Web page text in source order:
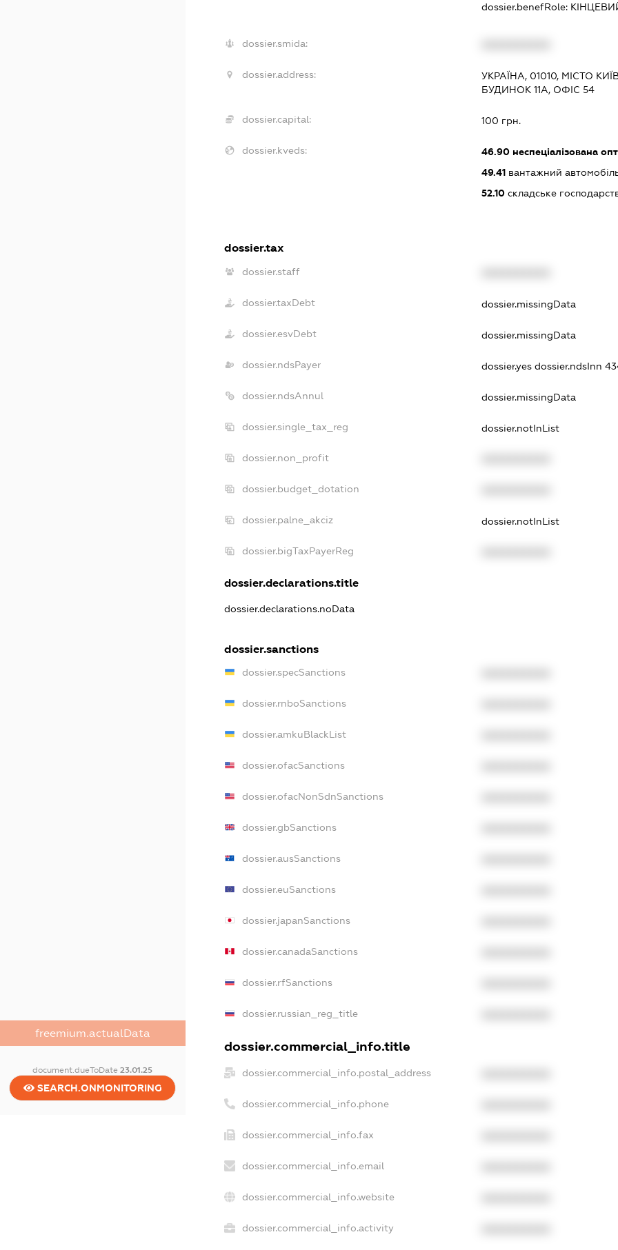
freemium.actualData
document.dueToDate23.01.25
SEARCH.ONMONITORING
dossier.benefRole:
dossier.smida:
dossier.address:
УКРАЇНА, 01010, МІСТО
БУДИНОК 11А, ОФІС 54
dossier.capital: 100 грн.
dossier.kveds: 46.90неспеціалізована
49.41вантажний
52.10складське
dossier.tax
dossier.staff
dossier.taxDebt dossier.missingData
dossier.esvDebt dossier.missingData
dossier.ndsPayer dossier.yes dossier.ndsInn
dossier.ndsAnnul dossier.missingData
dossier.single_tax_reg dossier.notInList
dossier.non_profit
dossier.budget_dotation
dossier.palne_akciz dossier.notInList
dossier.bigTaxPayerReg
dossier.declarations.title
dossier.declarations.noData
dossier.sanctions
dossier.specSanctions
dossier.rnboSanctions
dossier.amkuBlackList
dossier.ofacSanctions
dossier.ofacNonSdnSanctions
dossier.gbSanctions
dossier.ausSanctions
dossier.euSanctions
dossier.japanSanctions
dossier.canadaSanctions
dossier.rfSanctions
dossier.russian_reg_title
dossier.commercial_info.title
dossier.commercial_info.postal_address
dossier.commercial_info.phone
dossier.commercial_info.fax
dossier.commercial_info.email
dossier.commercial_info.website
dossier.commercial_info.activity